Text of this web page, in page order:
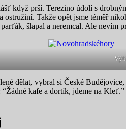
když prší. Terezino údolí s
ostružiní. Takže opět jsme téměř
šlapal a neremcal. Ale
dělat, vybral si České
kafe a dortík, jdeme na